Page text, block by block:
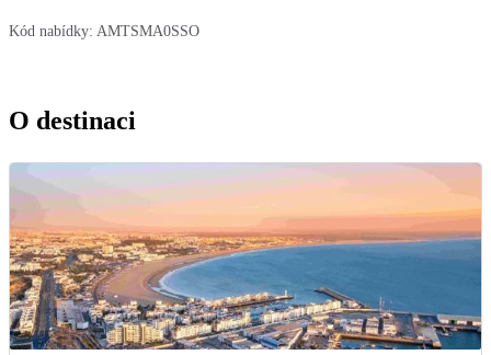
Kód nabídky: AMTSMA0SSO
O destinaci